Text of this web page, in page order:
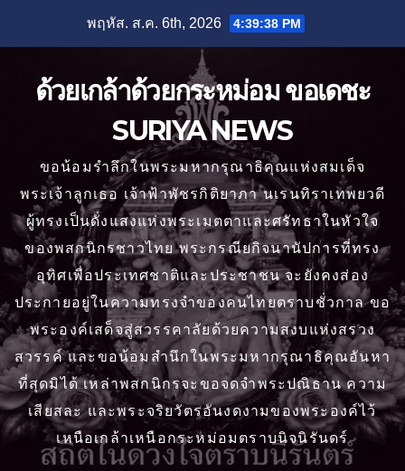
พฤหัส. ส.ค. 6th, 2026 4:39:39 PM
ด้วยเกล้าด้วยกระหม่อม ขอเดชะ
SURIYA NEWS
ขอน้อมรำลึกในพระมหากรุณาธิคุณแห่งสมเด็จ
พระเจ้าลูกเธอ เจ้าฟ้าพัชรกิติยาภา นเรนทิราเทพยวดี
ผู้ทรงเป็นดั่งแสงแห่งพระเมตตาและศรัทธาในหัวใจ
ของพสกนิกรชาวไทย พระกรณียกิจนานัปการที่ทรง
อุทิศเพื่อประเทศชาติและประชาชน จะยังคงส่อง
ประกายอยู่ในความทรงจำของคนไทยตราบชั่วกาล ขอ
พระองค์เสด็จสู่สวรรคาลัยด้วยความสงบแห่งสรวง
สวรรค์ และขอน้อมสำนึกในพระมหากรุณาธิคุณอันหา
ที่สุดมิได้ เหล่าพสกนิกรจะขอจดจำพระปณิธาน ความ
เสียสละ และพระจริยวัตรอันงดงามของพระองค์ไว้
เหนือเกล้าเหนือกระหม่อมตราบนิจนิรันดร์